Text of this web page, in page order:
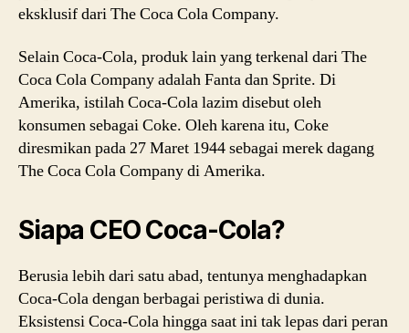
eksklusif dari The Coca Cola Company.
Selain Coca-Cola, produk lain yang terkenal dari The
Coca Cola Company adalah Fanta dan Sprite. Di
Amerika, istilah Coca-Cola lazim disebut oleh
konsumen sebagai Coke. Oleh karena itu, Coke
diresmikan pada 27 Maret 1944 sebagai merek dagang
The Coca Cola Company di Amerika.
Siapa CEO Coca-Cola?
Berusia lebih dari satu abad, tentunya menghadapkan
Coca-Cola dengan berbagai peristiwa di dunia.
Eksistensi Coca-Cola hingga saat ini tak lepas dari peran